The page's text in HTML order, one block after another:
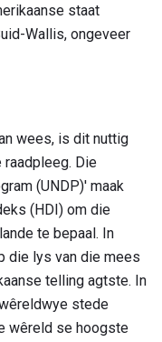
staat
Wallis, ongeveer
wees, is dit nuttig
Die
(UNDP)' maak
(HDI) om die
te bepaal. In
die lys van die mees
telling agtste. In
stede
wêreld se hoogste